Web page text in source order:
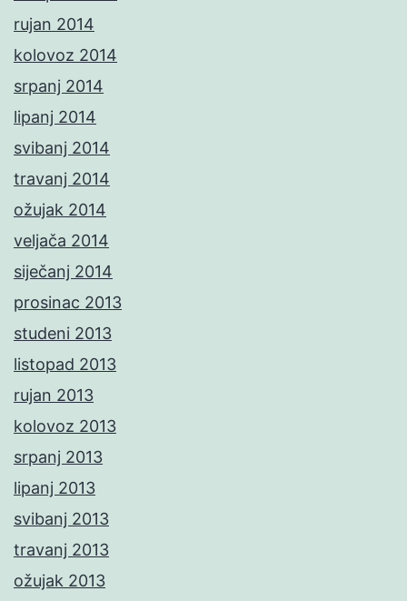
rujan 2014
kolovoz 2014
srpanj 2014
lipanj 2014
svibanj 2014
travanj 2014
ožujak 2014
veljača 2014
siječanj 2014
prosinac 2013
studeni 2013
listopad 2013
rujan 2013
kolovoz 2013
srpanj 2013
lipanj 2013
svibanj 2013
travanj 2013
ožujak 2013